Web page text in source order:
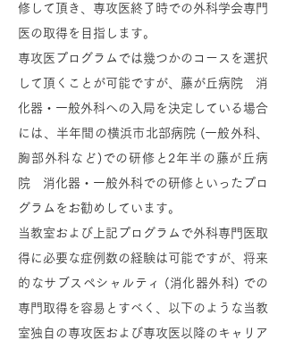
修して頂き、専攻医終了時での外科学会専門
医の取得を目指します。
専攻医プログラムでは幾つかのコースを選択
して頂くことが可能ですが、藤が丘病院 消
化器・一般外科への入局を決定している場合
には、半年間の横浜市北部病院 (一般外科、
胸部外科など)での研修と2年半の藤が丘病
院 消化器・一般外科での研修といったプロ
グラムをお勧めしています。
当教室および上記プログラムで外科専門医取
得に必要な症例数の経験は可能ですが、将来
的なサブスペシャルティ (消化器外科) での
専門取得を容易とすべく、以下のような当教
室独自の専攻医および専攻医以降のキャリア